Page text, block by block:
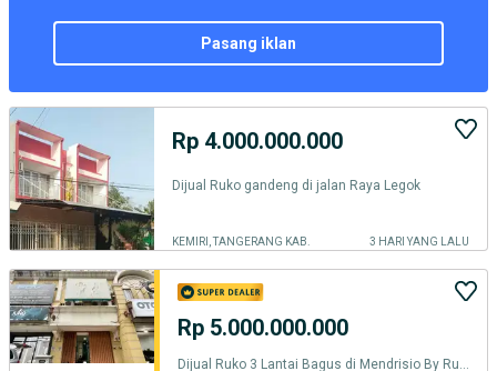
pasang iklan
Rp 4.000.000.000
Dijual Ruko gandeng di jalan Raya Legok
KEMIRI, TANGERANG KAB. 3 HARI YANG LALU
Rp 5.000.000.000